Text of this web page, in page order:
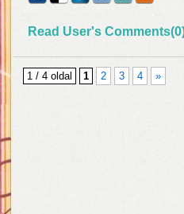
Read User's
1 / 4 oldal 1 2 3 4 »